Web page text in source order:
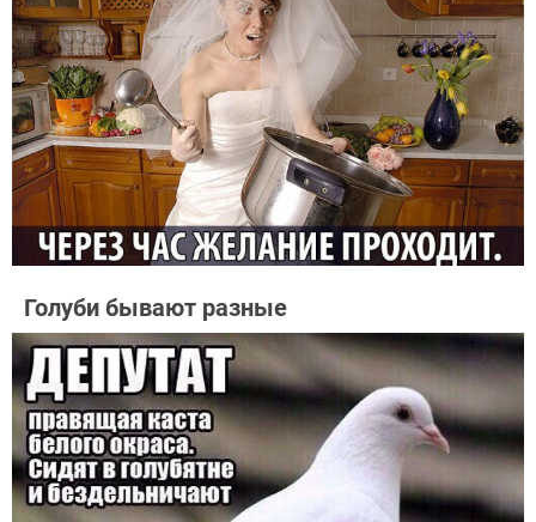
Голуби бывают разные